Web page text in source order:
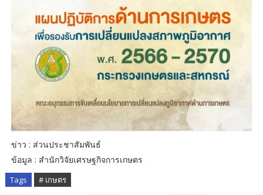
ข่าว : ส่วนประชาสัมพันธ์
ข้อมูล : สำนักวิจัยเศรษฐกิจการเกษตร
Tags # เกษตร